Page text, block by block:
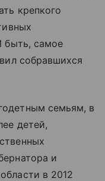
крепкого
быть, самое
собравшихся
семьям, в
детей,
и
в 2012